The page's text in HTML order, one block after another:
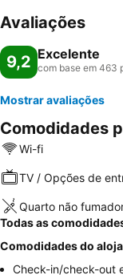
Avaliações
9,2 Excelente
com base em 463
Mostrar avaliações
Comodidades
Wi-fi
TV / Opções de
Quarto não
Todas as
Comodidades do
Check-in/check-out